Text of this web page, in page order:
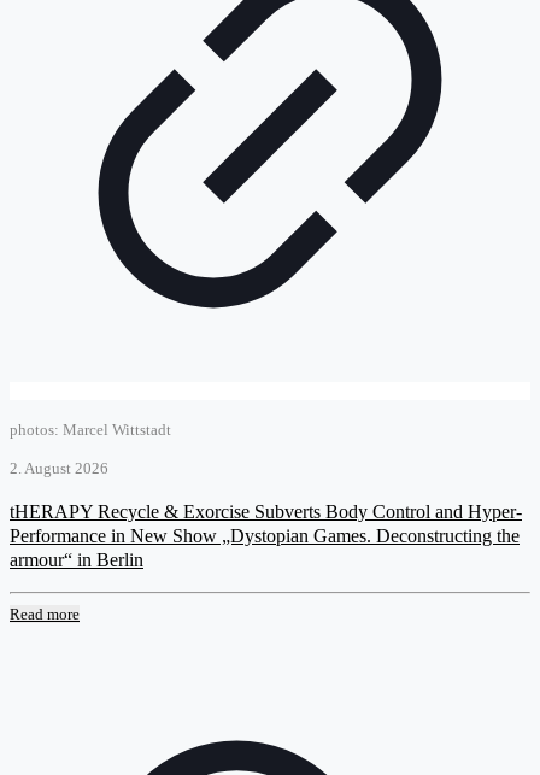
photos: Marcel Wittstadt
2. August 2026
tHERAPY Recycle & Exorcise Subverts Body Control and Hyper-
Performance in New Show „Dystopian Games. Deconstructing the
armour“ in Berlin
Read more